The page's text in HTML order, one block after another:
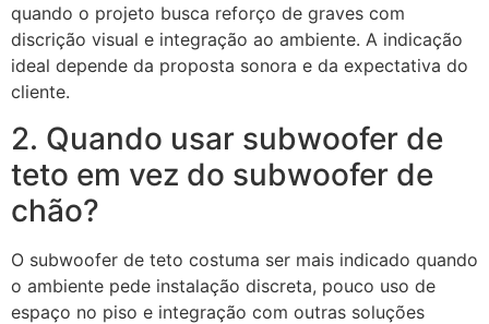
quando o projeto busca reforço de graves com
discrição visual e integração ao ambiente. A indicação
ideal depende da proposta sonora e da expectativa do
cliente.
2. Quando usar subwoofer de
teto em vez do subwoofer de
chão?
O subwoofer de teto costuma ser mais indicado quando
o ambiente pede instalação discreta, pouco uso de
espaço no piso e integração com outras soluções